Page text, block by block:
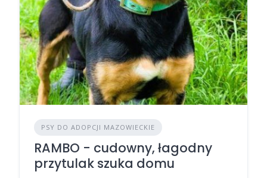
PSY DO ADOPCJI MAZOWIECKIE
RAMBO - cudowny, łagodny
przytulak szuka domu